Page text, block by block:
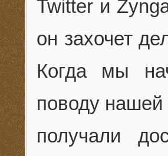
Twitter и
он захочет
Когда мы
поводу нашей
получали